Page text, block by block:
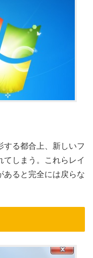
する都合上、新しいフ
てしまう。これらレイ
あると完全には戻らな